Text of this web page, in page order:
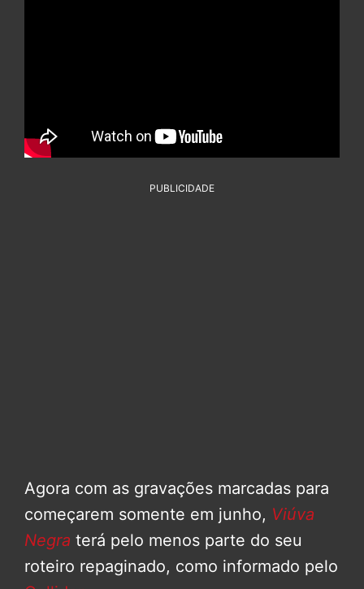
PUBLICIDADE
Agora com as gravações marcadas para
começarem somente em junho, Viúva
Negra terá pelo menos parte do seu
roteiro repaginado, como informado pelo